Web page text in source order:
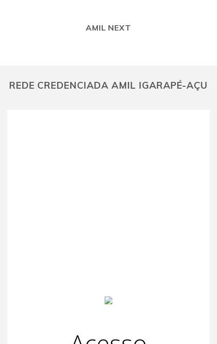
AMIL NEXT
REDE CREDENCIADA AMIL IGARAPÉ-AÇU